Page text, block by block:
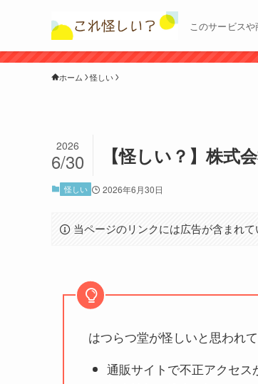
このサービス
ホーム 怪しい
【怪しい？】株式
2026
6/30
怪しい 2026年6月30日
当ページのリンクには広告が含まれて
はつらつ堂が怪しいと思われ
通販サイトで不正アクセス